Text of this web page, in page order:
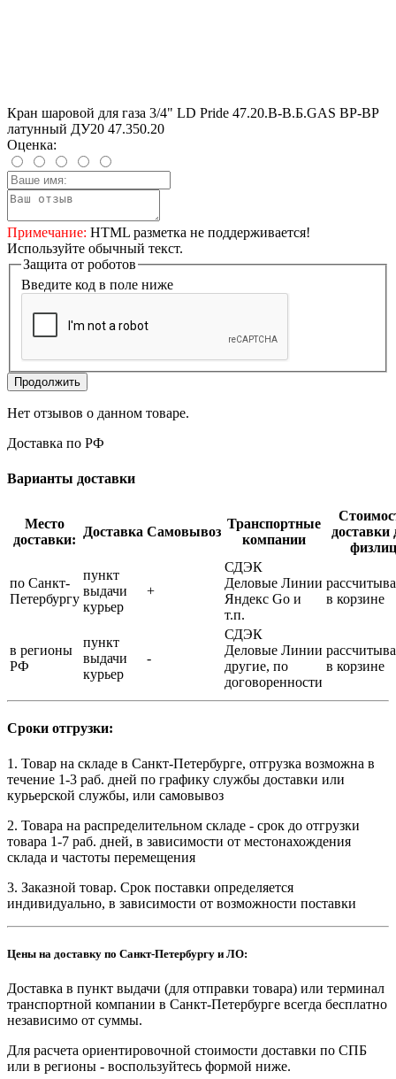
Кран шаровой для газа 3/4" LD Pride 47.20.В-В.Б.GAS ВР-ВР
латунный ДУ20 47.350.20
Оценка:
Примечание: HTML разметка не поддерживается!
Используйте обычный текст.
Защита от роботов
Введите код в поле ниже
Продолжить
Нет отзывов о данном товаре.
Доставка по РФ
Варианты доставки
Место
доставки:
Доставка Самовывоз
Транспортные
компании
доставки
физлиц
по Санкт-
Петербургу
пункт
выдачи
курьер
+
СДЭК
Деловые Линии
Яндекс Go и
т.п.
в корзине
в регионы
РФ
пункт
выдачи
курьер
-
СДЭК
Деловые Линии
другие, по
договоренности
в корзине
Сроки отгрузки:
1. Товар на складе в Санкт-Петербурге, отгрузка возможна в
течение 1-3 раб. дней по графику службы доставки или
курьерской службы, или самовывоз
2. Товара на распределительном складе - срок до отгрузки
товара 1-7 раб. дней, в зависимости от местонахождения
склада и частоты перемещения
3. Заказной товар. Срок поставки определяется
индивидуально, в зависимости от возможности поставки
Цены на доставку по Санкт-Петербургу и ЛО:
Доставка в пункт выдачи (для отправки товара) или терминал
транспортной компании в Санкт-Петербурге всегда бесплатно
независимо от суммы.
Для расчета ориентировочной стоимости доставки по СПБ
или в регионы - воспользуйтесь формой ниже.